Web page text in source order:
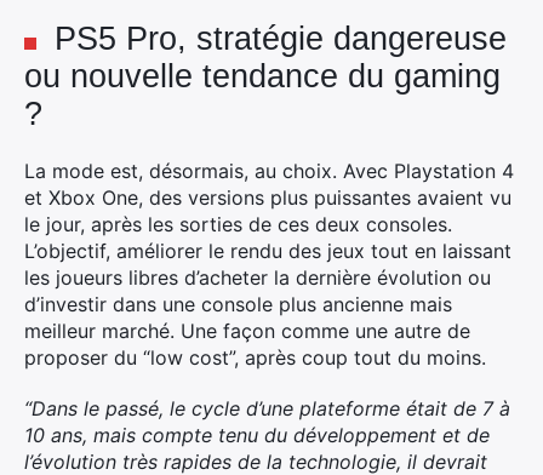
PS5 Pro, stratégie dangereuse
ou nouvelle tendance du gaming
?
La mode est, désormais, au choix. Avec Playstation 4
et Xbox One, des versions plus puissantes avaient vu
le jour, après les sorties de ces deux consoles.
L’objectif, améliorer le rendu des jeux tout en laissant
les joueurs libres d’acheter la dernière évolution ou
d’investir dans une console plus ancienne mais
meilleur marché. Une façon comme une autre de
proposer du “low cost”, après coup tout du moins.
“Dans le passé, le cycle d’une plateforme était de 7 à
10 ans, mais compte tenu du développement et de
l’évolution très rapides de la technologie, il devrait